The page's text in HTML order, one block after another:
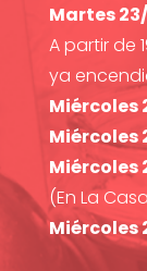
Martes
A partir de
ya
Miércoles
Miércoles
Miércoles
(En La
Miércoles